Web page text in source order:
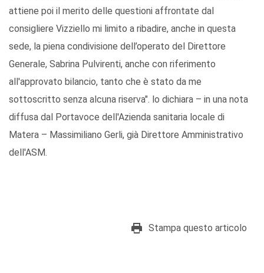
attiene poi il merito delle questioni affrontate dal
consigliere Vizziello mi limito a ribadire, anche in questa
sede, la piena condivisione dell’operato del Direttore
Generale, Sabrina Pulvirenti, anche con riferimento
all'approvato bilancio, tanto che è stato da me
sottoscritto senza alcuna riserva". lo dichiara – in una nota
diffusa dal Portavoce dell'Azienda sanitaria locale di
Matera – Massimiliano Gerli, già Direttore Amministrativo
dell'ASM.
Stampa questo articolo